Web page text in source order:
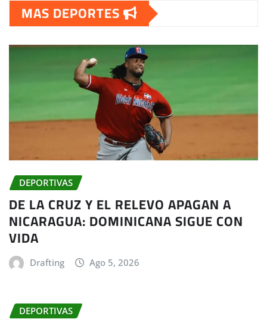
MAS DEPORTES
DEPORTIVAS
DE LA CRUZ Y EL RELEVO APAGAN A
NICARAGUA: DOMINICANA SIGUE CON
VIDA
Drafting Ago 5, 2026
DEPORTIVAS